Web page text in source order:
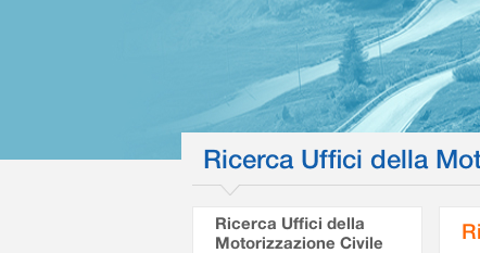
Ricerca Uffici della
Ricerca Uffici della
Motorizzazione Civile